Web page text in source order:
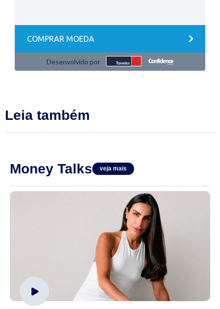
Leia também
Money Talks veja mais